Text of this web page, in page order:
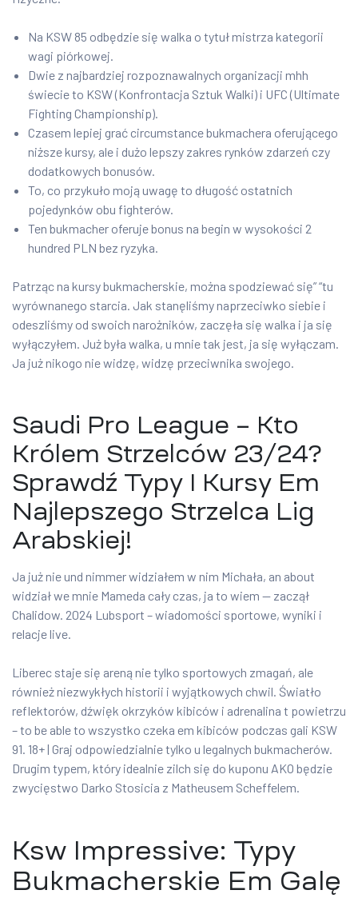
Na KSW 85 odbędzie się walka o tytuł mistrza kategorii
wagi piórkowej.
Dwie z najbardziej rozpoznawalnych organizacji mhh
świecie to KSW (Konfrontacja Sztuk Walki) i UFC (Ultimate
Fighting Championship).
Czasem lepiej grać circumstance bukmachera oferującego
niższe kursy, ale i dużo lepszy zakres rynków zdarzeń czy
dodatkowych bonusów.
To, co przykuło moją uwagę to długość ostatnich
pojedynków obu fighterów.
Ten bukmacher oferuje bonus na begin w wysokości 2
hundred PLN bez ryzyka.
Patrząc na kursy bukmacherskie, można spodziewać się” “tu
wyrównanego starcia. Jak stanęliśmy naprzeciwko siebie i
odeszliśmy od swoich narożników, zaczęła się walka i ja się
wyłączyłem. Już była walka, u mnie tak jest, ja się wyłączam.
Ja już nikogo nie widzę, widzę przeciwnika swojego.
Saudi Pro League – Kto
Królem Strzelców 23/24?
Sprawdź Typy I Kursy Em
Najlepszego Strzelca Lig
Arabskiej!
Ja już nie und nimmer widziałem w nim Michała, an about
widział we mnie Mameda cały czas, ja to wiem — zaczął
Chalidow. 2024 Lubsport – wiadomości sportowe, wyniki i
relacje live.
Liberec staje się areną nie tylko sportowych zmagań, ale
również niezwykłych historii i wyjątkowych chwil. Światło
reflektorów, dźwięk okrzyków kibiców i adrenalina t powietrzu
– to be able to wszystko czeka em kibiców podczas gali KSW
91. 18+ | Graj odpowiedzialnie tylko u legalnych bukmacherów.
Drugim typem, który idealnie zilch się do kuponu AKO będzie
zwycięstwo Darko Stosicia z Matheusem Scheffelem.
Ksw Impressive: Typy
Bukmacherskie Em Galę